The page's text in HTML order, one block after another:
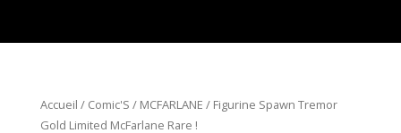
Accueil / Comic'S / MCFARLANE / Figurine Spawn Tremor
Gold Limited McFarlane Rare !